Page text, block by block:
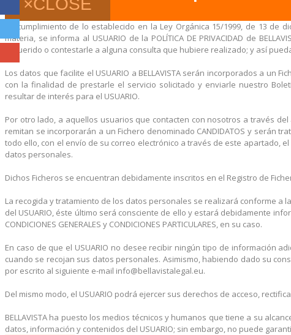
×CLOSE
En cumplimiento de lo establecido en la Ley Orgánica 15/1999, de 13
materia, se informa al USUARIO de la POLÍTICA DE PRIVACIDAD de
requerido o contestarle a alguna consulta que hubiere realizado; y así
Los datos que facilite el USUARIO a BELLAVISTA serán incorporados a un
con la finalidad de prestarle el servicio solicitado y enviarle nuestro
resultar de interés para el USUARIO.
Por otro lado, a aquellos usuarios que contacten con nosotros a través del
remitan se incorporarán a un Fichero denominado CANDIDATOS y serán
todo ello, con el envío de su correo electrónico a través de este apartado,
datos personales.
Dichos Ficheros se encuentran debidamente inscritos en el Registro de
La recogida y tratamiento de los datos personales se realizará conforme a
del USUARIO, éste último será consciente de ello y estará debidamente
CONDICIONES GENERALES y CONDICIONES PARTICULARES, en su caso.
En caso de que el USUARIO no desee recibir ningún tipo de información
cuando se recojan sus datos personales. Asimismo, habiendo dado su
por escrito al siguiente e-mail info@bellavistalegal.eu.
Del mismo modo, el USUARIO podrá ejercer sus derechos de acceso,
BELLAVISTA ha puesto los medios técnicos y humanos que tiene a su
datos, información y contenidos del USUARIO; sin embargo, no puede